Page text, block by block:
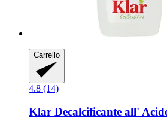
Carrello
4.8 (14)
Klar Decalcificante all'